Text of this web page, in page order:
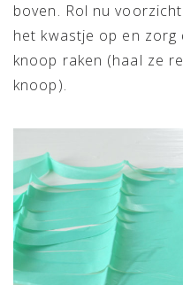
boven. Rol nu
het kwastje op en
knoop raken (haal ze
knoop).